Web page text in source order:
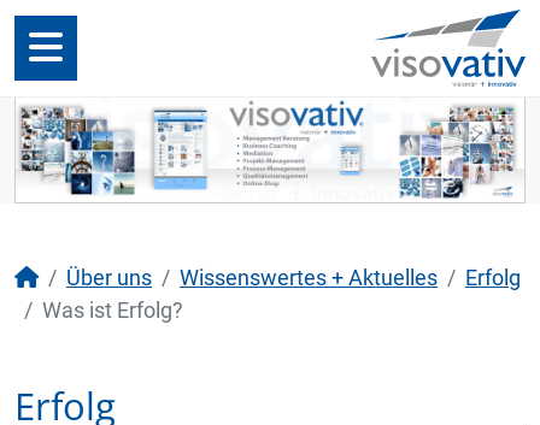
Über uns Wissenswertes + Aktuelles
Erfolg
Was ist Erfolg?
Erfolg